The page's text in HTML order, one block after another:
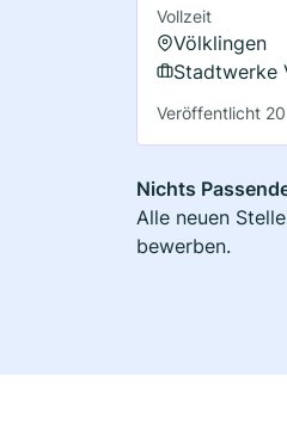
Vollzeit
Völklingen
Stadtwerke
Veröffentlicht
Nichts
Alle neuen
bewerben.